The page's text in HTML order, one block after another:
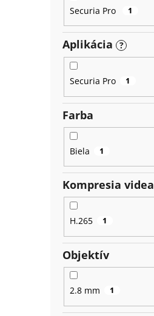
Securia Pro 1
Aplikácia ?
Securia Pro 1
Farba
Biela 1
Kompresia videa
H.265 1
Objektív
2.8 mm 1